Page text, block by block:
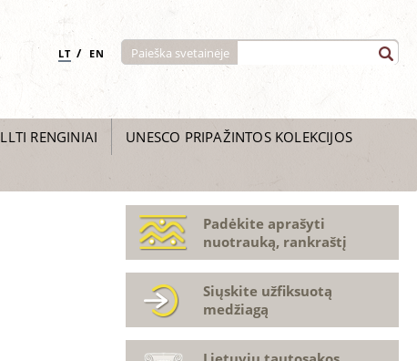
LT / EN Paieška svetainėje
LLTI RENGINIAI
UNESCO PRIPAŽINTOS KOLEKCIJOS
Padėkite aprašyti
nuotrauką, rankraštį
Siųskite užfiksuotą
medžiagą